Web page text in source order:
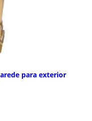
para exterior